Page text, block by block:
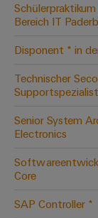
Bereich IT
Disponent * in
Technischer
Senior System
Electronics
Core
SAP Controller *